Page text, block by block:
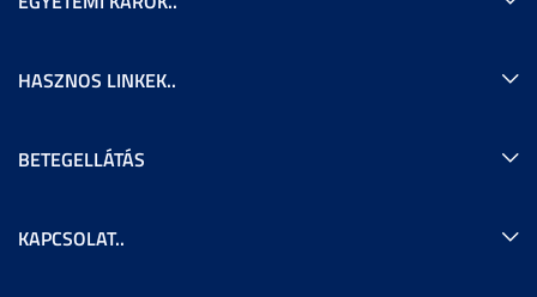
HASZNOS LINKEK..
BETEGELLÁTÁS
KAPCSOLAT..